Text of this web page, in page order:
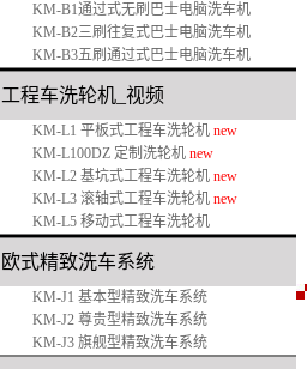
KM-B1通过式无刷巴士电脑洗车机
KM-B2三刷往复式巴士电脑洗车机
KM-B3五刷通过式巴士电脑洗车机
工程车洗轮机 视频
KM-L1 平板式工程车洗轮机 new
KM-L100DZ 定制洗轮机 new
KM-L2 基坑式工程车洗轮机 new
KM-L3 滚轴式工程车洗轮机 new
KM-L5 移动式工程车洗轮机
欧式精致洗车系统
KM-J1 基本型精致洗车系统
KM-J2 尊贵型精致洗车系统
KM-J3 旗舰型精致洗车系统